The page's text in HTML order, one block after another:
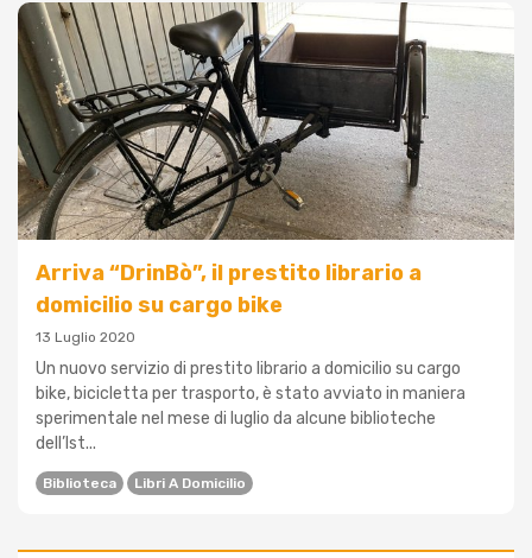
Arriva “DrinBò”, il prestito librario a
domicilio su cargo bike
13 Luglio 2020
Un nuovo servizio di prestito librario a domicilio su cargo
bike, bicicletta per trasporto, è stato avviato in maniera
sperimentale nel mese di luglio da alcune biblioteche
dell’Ist...
Biblioteca Libri A Domicilio